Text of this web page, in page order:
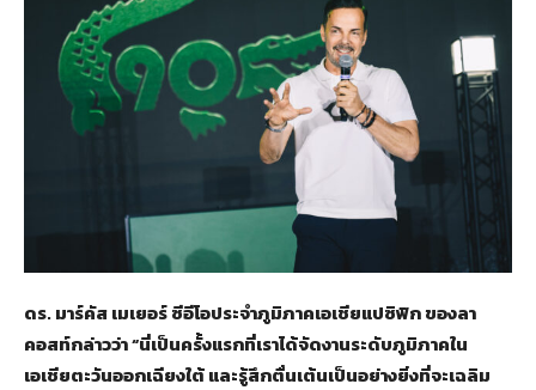
ดร. มาร์คัส เมเยอร์ ซีอีโอประจำภูมิภาคเอเชียแปซิฟิก ของลา
คอสท์กล่าวว่า “นี่เป็นครั้งแรกที่เราได้จัดงานระดับภูมิภาคใน
เอเชียตะวันออกเฉียงใต้ และรู้สึกตื่นเต้นเป็นอย่างยิ่งที่จะเฉลิม